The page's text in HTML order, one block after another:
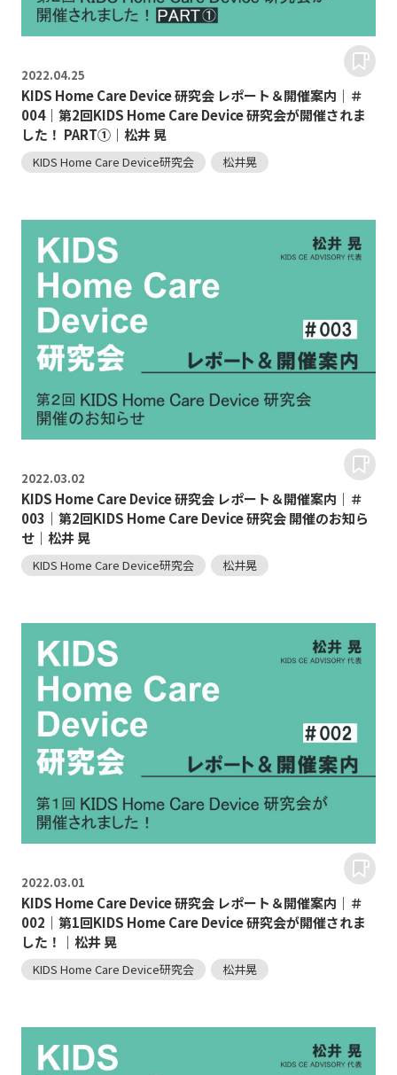
2022.04.25
KIDS Home Care Device 研究会 レポート＆開催案内｜＃
004｜第2回KIDS Home Care Device 研究会が開催されま
した！ PART①｜松井 晃
KIDS Home Care Device研究会 松井晃
2022.03.02
KIDS Home Care Device 研究会 レポート＆開催案内｜＃
003｜第2回KIDS Home Care Device 研究会 開催のお知ら
せ｜松井 晃
KIDS Home Care Device研究会 松井晃
2022.03.01
KIDS Home Care Device 研究会 レポート＆開催案内｜＃
002｜第1回KIDS Home Care Device 研究会が開催されま
した！｜松井 晃
KIDS Home Care Device研究会 松井晃